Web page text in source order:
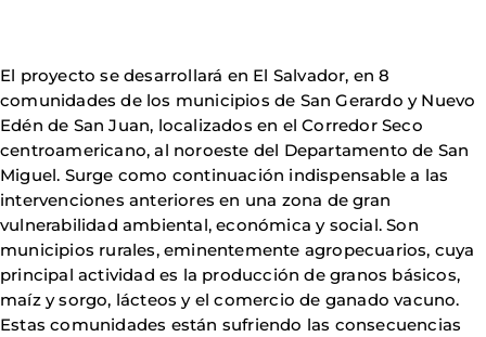
El proyecto se desarrollará en El Salvador, en 8
comunidades de los municipios de San Gerardo y Nuevo
Edén de San Juan, localizados en el Corredor Seco
centroamericano, al noroeste del Departamento de San
Miguel. Surge como continuación indispensable a las
intervenciones anteriores en una zona de gran
vulnerabilidad ambiental, económica y social. Son
municipios rurales, eminentemente agropecuarios, cuya
principal actividad es la producción de granos básicos,
maíz y sorgo, lácteos y el comercio de ganado vacuno.
Estas comunidades están sufriendo las consecuencias